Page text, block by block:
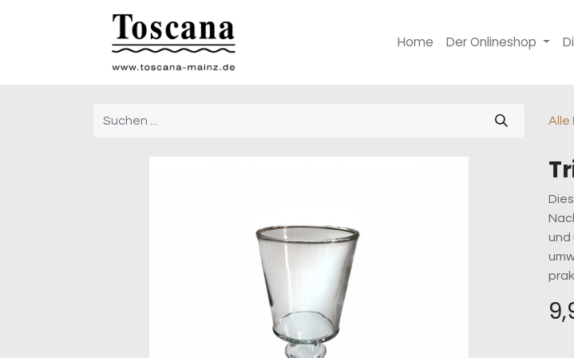
Home Der Onlineshop
Alle
und